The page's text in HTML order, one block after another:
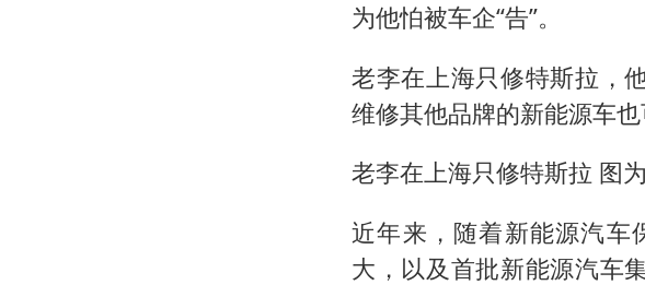
为他怕被车企“告”。
老李在上海只修特斯拉，
维修其他品牌的新能源车也
老李在上海只修特斯拉 图
近年来，随着新能源汽车
大，以及首批新能源汽车